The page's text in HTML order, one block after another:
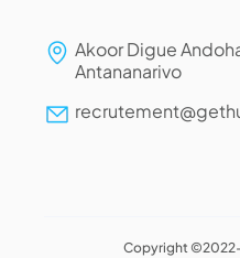
Akoor Digue
Antananarivo
Copyright